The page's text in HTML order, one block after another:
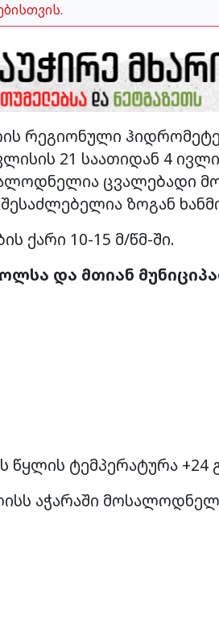
რეგიონული
21 საათიდან 4
ცვალებადი
ზოგან
ქარი 10-15 მ/წმ-ში.
და მთიან
წყლის ტემპერატურა +24
აჭარაში